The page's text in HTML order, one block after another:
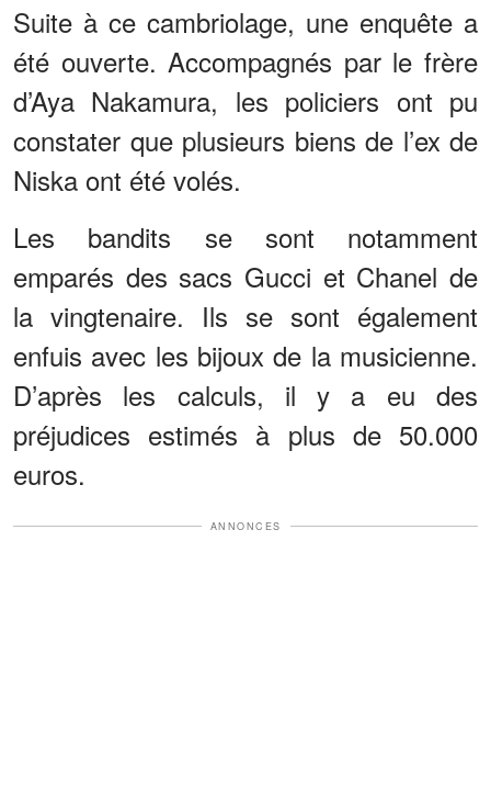
Suite à ce cambriolage, une enquête a
été ouverte. Accompagnés par le frère
d’Aya Nakamura, les policiers ont pu
constater que plusieurs biens de l’ex de
Niska ont été volés.
Les bandits se sont notamment
emparés des sacs Gucci et Chanel de
la vingtenaire. Ils se sont également
enfuis avec les bijoux de la musicienne.
D’après les calculs, il y a eu des
préjudices estimés à plus de 50.000
euros.
ANNONCES